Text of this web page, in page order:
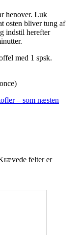
henover. Luk
osten bliver tung af
indstil herefter
med 1 spsk.
– som næsten
felter er